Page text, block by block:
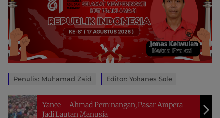
Penulis: Muhamad Zaid Editor: Yohanes Sole
Yance – Ahmad Peminangan, Pasar Ampera
Jadi Lautan Manusia